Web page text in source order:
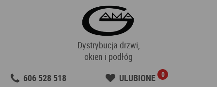
Dystrybucja drzwi,
okien i podłóg
606 528 518
ULUBIONE 0